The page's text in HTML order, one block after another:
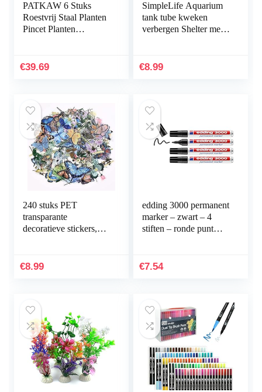
PATKAW 6 Stuks
Roestvrij Staal Planten
Pincet Planten
Hulpmiddelen Instellen
€39.69
SimpleLife Aquarium
tank tube kweken
verbergen Shelter met
€8.99
240 stuks PET
transparante
decoratieve stickers,
voor DIY journaling
€8.99
edding 3000 permanent
marker – zwart – 4
stiften – ronde punt
permanent marker –
€7.54